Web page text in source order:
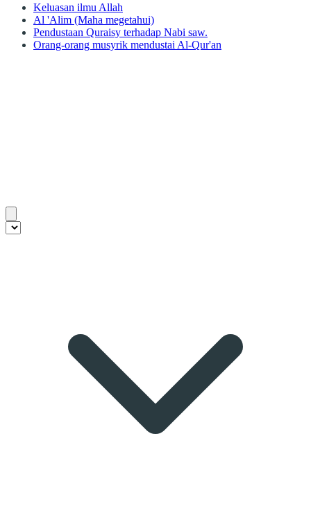
Keluasan ilmu Allah
Al 'Alim (Maha megetahui)
Pendustaan Quraisy terhadap Nabi saw.
Orang-orang musyrik mendustai Al-Qur'an